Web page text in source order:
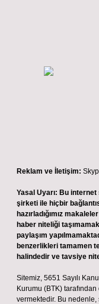
Reklam ve İletişim:
Yasal Uyarı: Bu internet
şirketi ile hiçbir
hazırladığımız
haber niteliği
paylaşım
benzerlikleri tamamen
halindedir ve tavsiye
Sitemiz, 5651 Sayılı
Kurumu (BTK)
vermektedir. Bu